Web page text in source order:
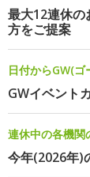
最大12連休の
方をご提案
日付からGW(
GWイベント
連休中の各機関
今年(2026年)